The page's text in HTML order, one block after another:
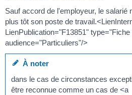
Sauf accord de l'employeur, le salarié
plus tôt son poste de
LienPublication="F13851"
audience="Particuliers"/>
À noter
dans le cas de circonstances
être reconnue comme un cas de <a